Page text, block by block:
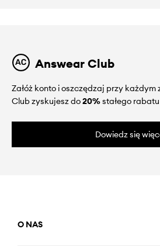
Answear Club
Załóż konto i oszczędzaj przy każdym
Club zyskujesz do20%stałego
Dowiedz się
O NAS